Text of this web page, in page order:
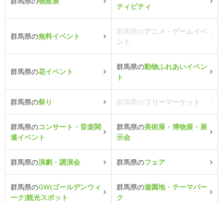
ティビティ
群馬県の無料イベント
群馬県のアニメ・ゲームイベ
ント
群馬県の花イベント
群馬県の動物ふれあいイベン
ト
群馬県の祭り 群馬県のフリーマーケット
群馬県のコンサート・音楽関
連イベント
群馬県の美術展・博物展・展
示会
群馬県の演劇・講演会 群馬県のフェア
群馬県のGW(ゴールデンウィ
ーク)観光スポット
群馬県の遊園地・テーマパー
ク